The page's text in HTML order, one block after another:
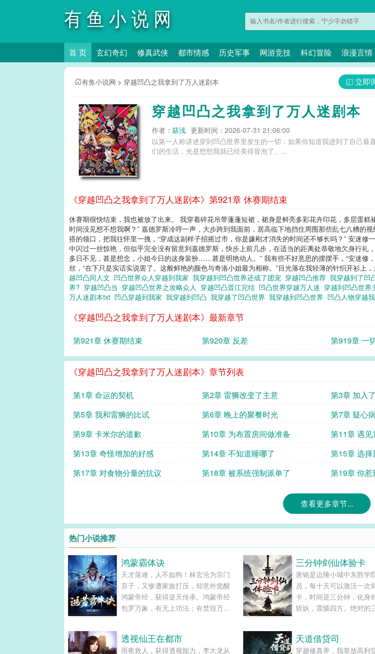
有鱼小说网
首 页 玄幻奇幻 修真武侠 都市情感 历史军事 网游竞技 科幻冒险 浪漫言情
有鱼小说网 > 穿越凹凸之我拿到了万人迷剧本 立即
穿越凹凸之我拿到了万人迷剧本
作者： 菇浅 更新时间：2026-07-31 21:06:00
以第一人称讲述穿到凹凸世界里发生的一切：如果你知道我进到了自己
们的生活，光是想想我就已经美得冒泡了。...
《穿越凹凸之我拿到了万人迷剧本》第921章 休赛期结束
休赛期很快结束，我也被放了出来。 我穿着碎花吊带蓬蓬短裙，裙身是鲜亮多彩花卉印花，多层蛋
时间没见想不想我啊？” 嘉德罗斯冷哼一声，大步跨到我面前，居高临下地挡住周围那些乱七八糟的
搭的领口，把我往怀里一拽，“穿成这副样子招摇过市，你是嫌刚才消失的时间还不够长吗？” 安迷
中闪过一丝惊艳，但似乎完全没有留意到嘉德罗斯，快步上前几步，在适当的距离处恭敬地欠身行
多日不见，甚是想念，小姐今日的这身装扮……甚是明艳动人。” 我有些不好意思的摆摆手，“安迷修
丝，“在下只是实话实说罢了。这般鲜艳的颜色与奇洛小姐最为相称。”目光落在我轻薄的针织开衫上
越凹凸同人文 凹凸世界众人穿越到我家 我穿越到凹凸世界还成了团宠 穿越凹凸推荐 我穿越到了凹
界? 穿越凹凸当 穿越凹凸世界之攻略众人 穿越凹凸晋江完结 凹凸世界穿越万人迷 穿越到凹凸世界
万人迷剧本txt 凹凸穿越到我家 我穿越到凹凸 我穿越了凹凸世界 我穿越到凹凸世界 凹凸人物穿越
《穿越凹凸之我拿到了万人迷剧本》最新章节
第921章 休赛期结束 第920章 反差
第919章 一
内
《穿越凹凸之我拿到了万人迷剧本》章节列表
第1章 命运的契机 第2章 雷狮改变了主意 第3章 加入
第5章 我和雷狮的比试
第6章 晚上的聚餐时光 第7章 疑心
第9章 卡米尔的道歉
第10章 为布置房间做准备 第11章 遇见
第13章 奇怪增加的好感
第14章 不知道睡哪了 第15章 选
第17章 对食物分量的抗议
第18章 被系统强制派单了 第19章 你惹
查看更多章节...
热门小说推荐
鸿蒙霸体诀
天才落难，人不如狗！林玄沦为宗门
弃子，又惨遭家族打压，却意外觉醒
鸿蒙帝经，获得逆天传承。鸿蒙帝经
包罗万象，有无上功法；有焚毁万物
的魔族之祖；称霸洪荒的上古真灵；
三分钟剑仙体验卡
唐铭是边陲小城中东胜学
员，每十天可以激活一次
卡，时间是三分钟，化身
斩妖，震慑四方。绝对的
太多了，完全不够用啊
透视仙王在都市
雨夜救人，获得透视能力，李大龙从
天道借贷司
穿越修真界，我靠放高利